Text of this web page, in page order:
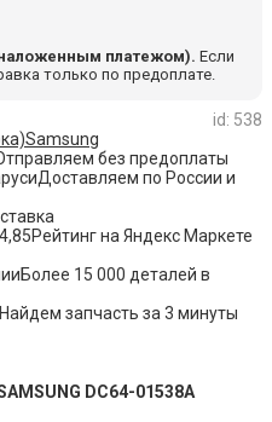
платежом). Если
только по предоплате.
id: 538
Samsung
без предоплаты
Доставляем по России и
Рейтинг на Яндекс Маркете
Более 15 000 деталей в
Найдем запчасть за 3 минуты
DC64-01538A